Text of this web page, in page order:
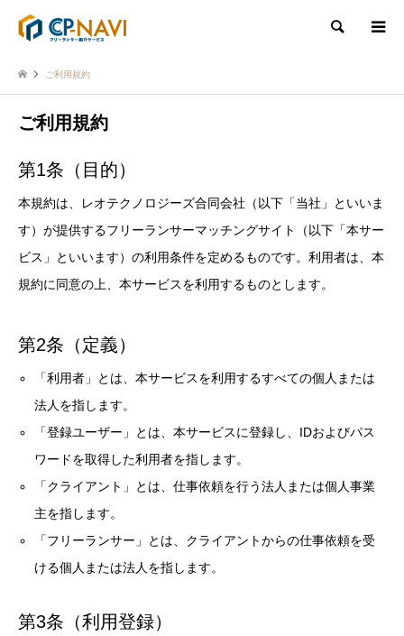
検索
ご利用規約
ご利用規約
第1条（目的）
本規約は、レオテクノロジーズ合同会社（以下「当社」といいま
す）が提供するフリーランサーマッチングサイト（以下「本サー
ビス」といいます）の利用条件を定めるものです。利用者は、本
規約に同意の上、本サービスを利用するものとします。
第2条（定義）
「利用者」とは、本サービスを利用するすべての個人または
法人を指します。
「登録ユーザー」とは、本サービスに登録し、IDおよびパス
ワードを取得した利用者を指します。
「クライアント」とは、仕事依頼を行う法人または個人事業
主を指します。
「フリーランサー」とは、クライアントからの仕事依頼を受
ける個人または法人を指します。
第3条（利用登録）